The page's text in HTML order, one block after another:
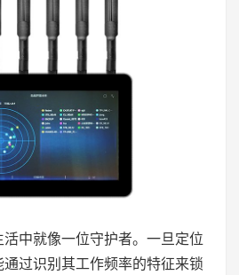
中就像一位守护者。一旦定位
过识别其工作频率的特征来锁